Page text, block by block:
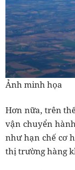
Ảnh minh họa
Hơn nữa, trên
vận chuyển
như hạn chế cơ
thị trường hàng